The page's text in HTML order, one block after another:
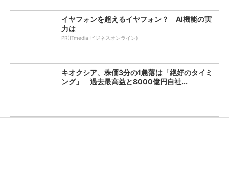
イヤフォンを超えるイヤフォン？ AI機能の実
力は
PR(ITmedia ビジネスオンライン)
キオクシア、株価3分の1急落は「絶好のタイミ
ング」 過去最高益と8000億円自社...